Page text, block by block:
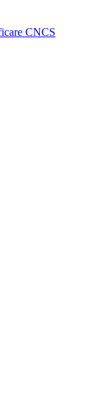
CNCS